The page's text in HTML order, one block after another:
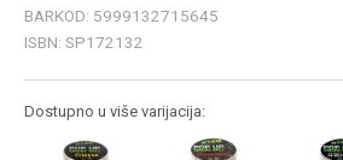
BARKOD: 5999132715645
ISBN: SP172132
Dostupno u više varijacija: